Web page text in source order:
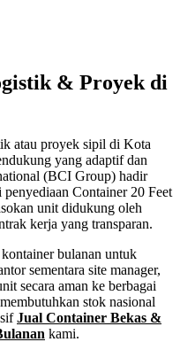
& Proyek di
atau proyek sipil di Kota
yang adaptif dan
(BCI Group) hadir
Container 20 Feet
unit didukung oleh
kerja yang transparan.
bulanan untuk
sementara site manager,
secara aman ke berbagai
stok nasional
Jual Container Bekas &
kami.